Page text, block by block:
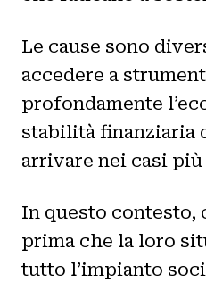
Le cause sono
accedere a
profondamente
stabilità finanziaria
arrivare nei casi
In questo
prima che la loro
tutto l’impianto